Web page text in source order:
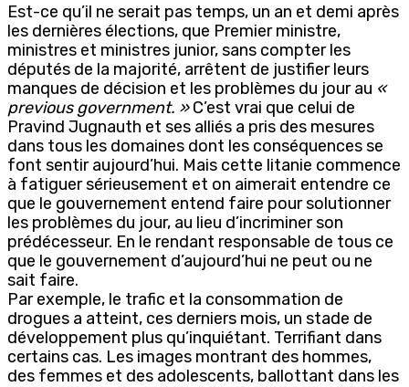
Est-ce qu’il ne serait pas temps, un an et demi après
les dernières élections, que Premier ministre,
ministres et ministres junior, sans compter les
députés de la majorité, arrêtent de justifier leurs
manques de décision et les problèmes du jour au «
previous government. »C’est vrai que celui de
Pravind Jugnauth et ses alliés a pris des mesures
dans tous les domaines dont les conséquences se
font sentir aujourd’hui. Mais cette litanie commence
à fatiguer sérieusement et on aimerait entendre ce
que le gouvernement entend faire pour solutionner
les problèmes du jour, au lieu d’incriminer son
prédécesseur. En le rendant responsable de tous ce
que le gouvernement d’aujourd’hui ne peut ou ne
sait faire.
Par exemple, le trafic et la consommation de
drogues a atteint, ces derniers mois, un stade de
développement plus qu’inquiétant. Terrifiant dans
certains cas. Les images montrant des hommes,
des femmes et des adolescents, ballottant dans les